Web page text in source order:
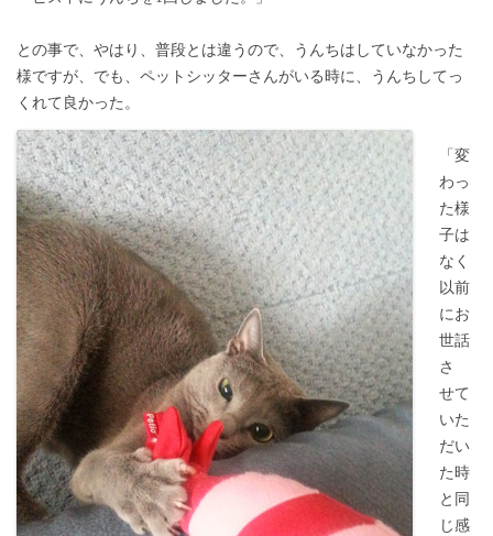
との事で、やはり、普段とは違うので、うんちはしていなかった
様ですが、でも、ペットシッターさんがいる時に、うんちしてっ
くれて良かった。
「変
わっ
た様
子は
なく
以前
にお
世話
さ
せて
いた
だい
た時
と同
じ感